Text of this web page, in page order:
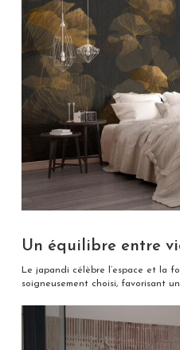
Un équilibre entre
Le japandi célèbre l’espace et la
soigneusement choisi, favorisant